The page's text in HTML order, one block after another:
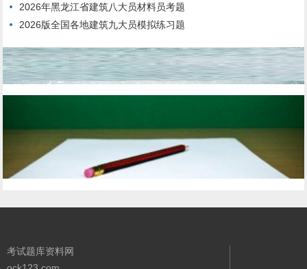
2026年黑龙江省建筑八大员材料员考题
2026版全国各地建筑九大员模拟练习题
考试题库资料网